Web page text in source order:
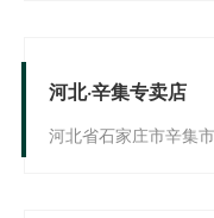
河北·辛集专卖店
河北省石家庄市辛集